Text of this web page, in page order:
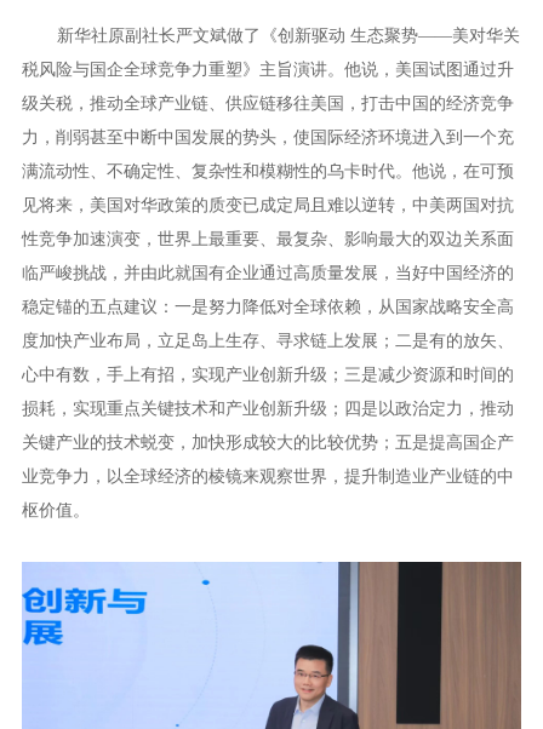
新华社原副社长严文斌做了《创新驱动 生态聚势——美对华关
税风险与国企全球竞争力重塑》主旨演讲。他说，美国试图通过升
级关税，推动全球产业链、供应链移往美国，打击中国的经济竞争
力，削弱甚至中断中国发展的势头，使国际经济环境进入到一个充
满流动性、不确定性、复杂性和模糊性的乌卡时代。他说，在可预
见将来，美国对华政策的质变已成定局且难以逆转，中美两国对抗
性竞争加速演变，世界上最重要、最复杂、影响最大的双边关系面
临严峻挑战，并由此就国有企业通过高质量发展，当好中国经济的
稳定锚的五点建议：一是努力降低对全球依赖，从国家战略安全高
度加快产业布局，立足岛上生存、寻求链上发展；二是有的放矢、
心中有数，手上有招，实现产业创新升级；三是减少资源和时间的
损耗，实现重点关键技术和产业创新升级；四是以政治定力，推动
关键产业的技术蜕变，加快形成较大的比较优势；五是提高国企产
业竞争力，以全球经济的棱镜来观察世界，提升制造业产业链的中
枢价值。